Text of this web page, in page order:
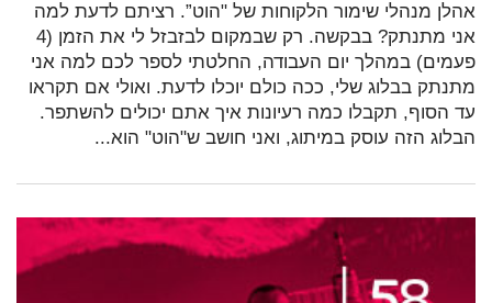
אהלן מנהלי שימור הלקוחות של "הוט”. רציתם לדעת למה
אני מתנתק? בבקשה. רק שבמקום לבזבזל לי את הזמן (4
פעמים) במהלך יום העבודה, החלטתי לספר לכם למה אני
מתנתק בבלוג שלי, ככה כולם יוכלו לדעת. ואולי אם תקראו
עד הסוף, תקבלו כמה רעיונות איך אתם יכולים להשתפר.
הבלוג הזה עוסק במיתוג, ואני חושב ש"הוט" הוא...